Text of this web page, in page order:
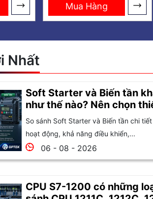
Mua Hàng
Nhất
Soft Starter và Biến tần
như thế nào? Nên chọn
So sánh Soft Starter và Biến tần chi
hoạt động, khả năng điều khiển,...
06 - 08 - 2026
CPU S7-1200 có những